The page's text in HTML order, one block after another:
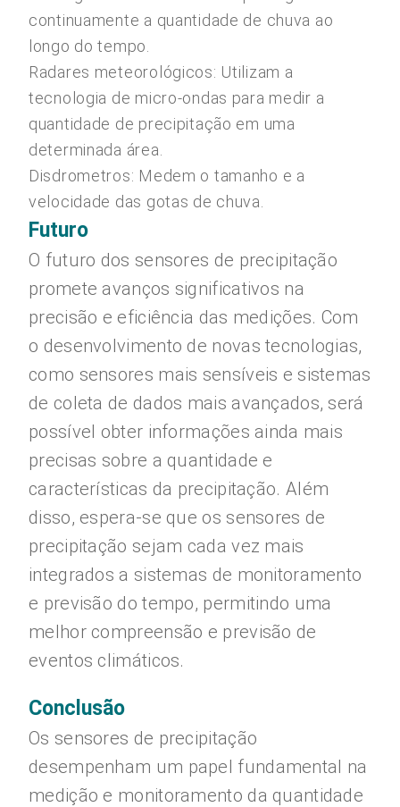
continuamente a quantidade de chuva ao
longo do tempo.
Radares meteorológicos: Utilizam a
tecnologia de micro-ondas para medir a
quantidade de precipitação em uma
determinada área.
Disdrometros: Medem o tamanho e a
velocidade das gotas de chuva.
Futuro
O futuro dos sensores de precipitação
promete avanços significativos na
precisão e eficiência das medições. Com
o desenvolvimento de novas tecnologias,
como sensores mais sensíveis e sistemas
de coleta de dados mais avançados, será
possível obter informações ainda mais
precisas sobre a quantidade e
características da precipitação. Além
disso, espera-se que os sensores de
precipitação sejam cada vez mais
integrados a sistemas de monitoramento
e previsão do tempo, permitindo uma
melhor compreensão e previsão de
eventos climáticos.
Conclusão
Os sensores de precipitação
desempenham um papel fundamental na
medição e monitoramento da quantidade